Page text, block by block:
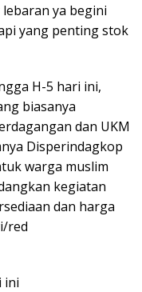
ya begini
yang penting stok
H-5 hari ini,
biasanya
dan UKM
Disperindagkop
warga muslim
kegiatan
dan harga
red
ini